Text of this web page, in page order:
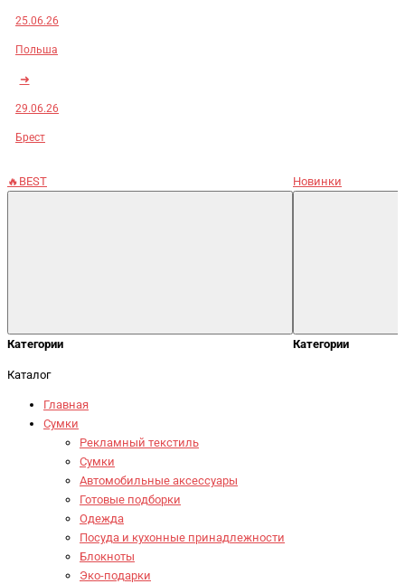
25.06.26
Польша
➜
29.06.26
Брест
🔥BEST
Категории
Новинки
Категории
Каталог
Главная
Сумки
Рекламный текстиль
Сумки
Автомобильные аксессуары
Готовые подборки
Одежда
Посуда и кухонные принадлежности
Блокноты
Эко-подарки